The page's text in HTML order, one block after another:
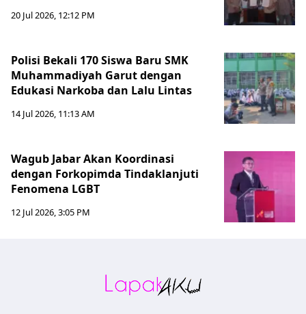
20 Jul 2026, 12:12 PM
Polisi Bekali 170 Siswa Baru SMK
Muhammadiyah Garut dengan
Edukasi Narkoba dan Lalu Lintas
14 Jul 2026, 11:13 AM
Wagub Jabar Akan Koordinasi
dengan Forkopimda Tindaklanjuti
Fenomena LGBT
12 Jul 2026, 3:05 PM